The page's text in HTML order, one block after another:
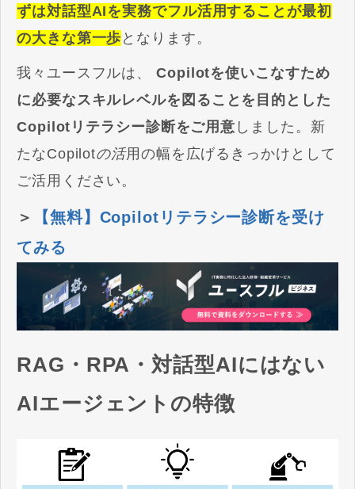
ずは対話型AIを実務でフル活用することが最初
の大きな第一歩 となります。
我々ユースフルは、 Copilotを使いこなすため
に必要なスキルレベルを図ることを目的とした
Copilotリテラシー診断をご用意 しました。新
たなCopilotの活用の幅を広げるきっかけとして
ご活用ください。
＞
【無料】Copilotリテラシー診断を受け
てみる
RAG・RPA・対話型AIにはない
AIエージェントの特徴